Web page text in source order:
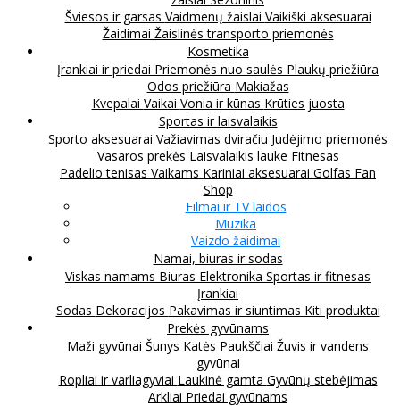
Šviesos ir garsas Vaidmenų žaislai Vaikiški aksesuarai
Žaidimai Žaislinės transporto priemonės
Kosmetika
Įrankiai ir priedai Priemonės nuo saulės Plaukų priežiūra
Odos priežiūra Makiažas
Kvepalai Vaikai Vonia ir kūnas Krūties juosta
Sportas ir laisvalaikis
Sporto aksesuarai Važiavimas dviračiu Judėjimo priemonės
Vasaros prekės Laisvalaikis lauke Fitnesas
Padelio tenisas Vaikams Kariniai aksesuarai Golfas Fan
Shop
Filmai ir TV laidos
Muzika
Vaizdo žaidimai
Namai, biuras ir sodas
Viskas namams Biuras Elektronika Sportas ir fitnesas
Įrankiai
Sodas Dekoracijos Pakavimas ir siuntimas Kiti produktai
Prekės gyvūnams
Maži gyvūnai Šunys Katės Paukščiai Žuvis ir vandens
gyvūnai
Ropliai ir varliagyviai Laukinė gamta Gyvūnų stebėjimas
Arkliai Priedai gyvūnams